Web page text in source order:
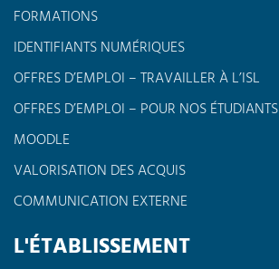
FORMATIONS
IDENTIFIANTS NUMÉRIQUES
OFFRES D’EMPLOI – TRAVAILLER À L’ISL
OFFRES D’EMPLOI – POUR NOS ÉTUDIANTS
MOODLE
VALORISATION DES ACQUIS
COMMUNICATION EXTERNE
L'ÉTABLISSEMENT